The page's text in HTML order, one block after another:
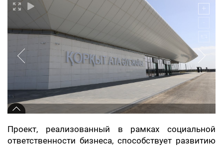
Проект, реализованный в рамках социальной
ответственности бизнеса, способствует развитию